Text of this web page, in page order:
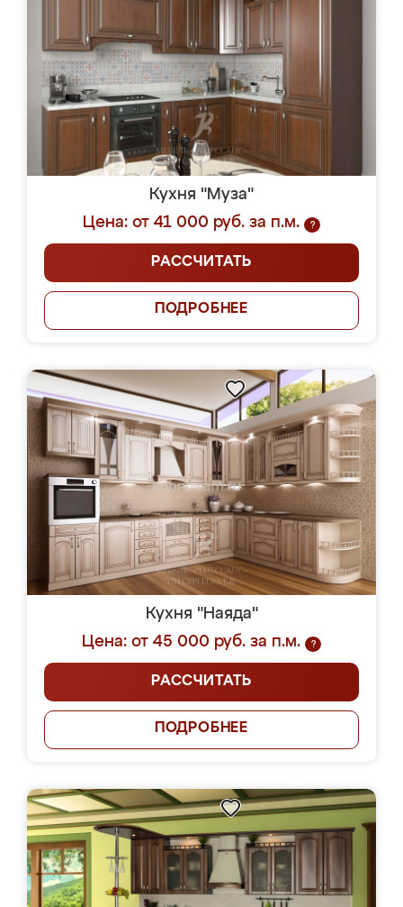
Кухня "Муза"
Цена: от 41 000 руб. за п.м.
?
РАССЧИТАТЬ
ПОДРОБНЕЕ
Кухня "Наяда"
Цена: от 45 000 руб. за п.м.
?
РАССЧИТАТЬ
ПОДРОБНЕЕ